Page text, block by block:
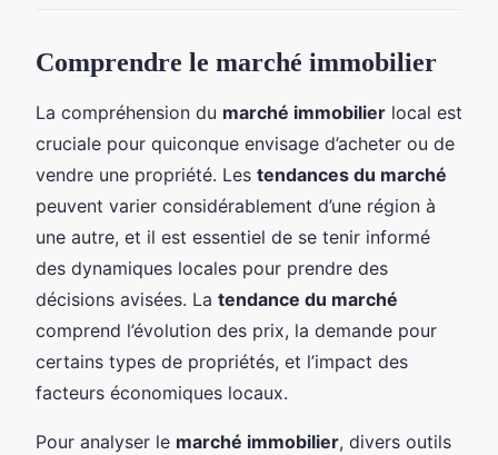
Comprendre le marché immobilier
La compréhension du marché immobilier local est
cruciale pour quiconque envisage d’acheter ou de
vendre une propriété. Les tendances du marché
peuvent varier considérablement d’une région à
une autre, et il est essentiel de se tenir informé
des dynamiques locales pour prendre des
décisions avisées. La tendance du marché
comprend l’évolution des prix, la demande pour
certains types de propriétés, et l’impact des
facteurs économiques locaux.
Pour analyser le marché immobilier, divers outils